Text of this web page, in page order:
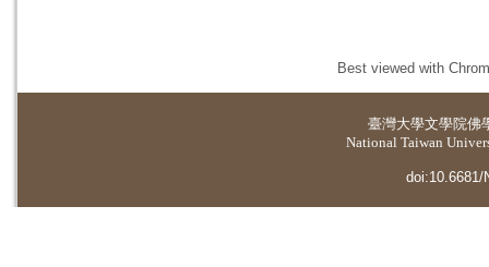
Best viewed with
臺灣大學文學院佛
National Taiwan
doi:10.6681/